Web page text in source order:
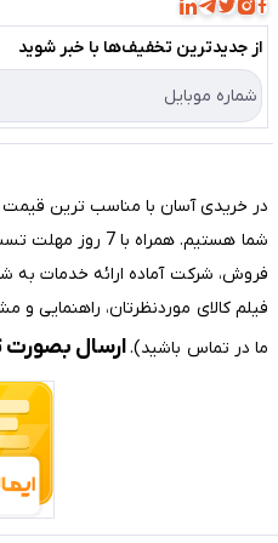
لیست محصولات
درباره ما
تماس با ما
قوانین و مقررات
حریم خصوصی
راهنما
از جدید‌ترین تخفیف‌ها با‌ خبر شوید
در خریدی آسان با مناسب ترین قیمت
شما هستیم. همراه
فروش، شرکت آماده ارائه خدمات
ما در تماس باشید).ارسال بصورت